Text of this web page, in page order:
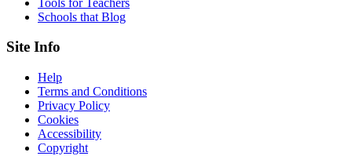
Schools that Blog
Site Info
Help
Terms and Conditions
Privacy Policy
Cookies
Accessibility
Copyright